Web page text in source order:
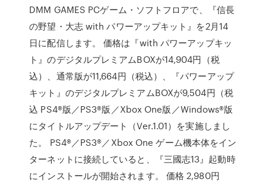
DMM GAMES PCゲーム・ソフトフロアで、『信長
の野望・大志 with パワーアップキット』を2月14
日に配信します。 価格は『with パワーアップキッ
ト』のデジタルプレミアムBOXが14,904円（税
込）、通常版が11,664円（税込）、『パワーアップ
キット』のデジタルプレミアムBOXが9,504円（税
込 PS4®版／PS3®版／Xbox One版／Windows®版
にタイトルアップデート（Ver.1.01）を実施しまし
た。 PS4®／PS3®／Xbox One ゲーム機本体をイン
ターネットに接続していると、『三國志13』起動時
にインストールが開始されます。 価格 2,980円